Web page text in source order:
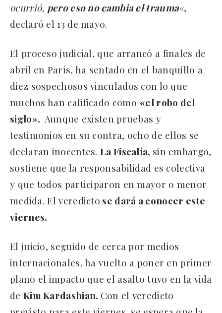
ocurrió, pero eso no cambia el trauma«,
declaró el 13 de mayo.
El proceso judicial, que arrancó a finales de
abril en París, ha sentado en el banquillo a
diez sospechosos vinculados con lo que
muchos han calificado como «el robo del
siglo». Aunque existen pruebas y
testimonios en su contra, ocho de ellos se
declaran inocentes.La Fiscalía, sin embargo,
sostiene que la responsabilidad es colectiva
y que todos participaron en mayor o menor
medida. El veredicto se dará a conocer este
viernes.
El juicio, seguido de cerca por medios
internacionales, ha vuelto a poner en primer
plano el impacto que el asalto tuvo en la vida
de Kim Kardashian. Con el veredicto